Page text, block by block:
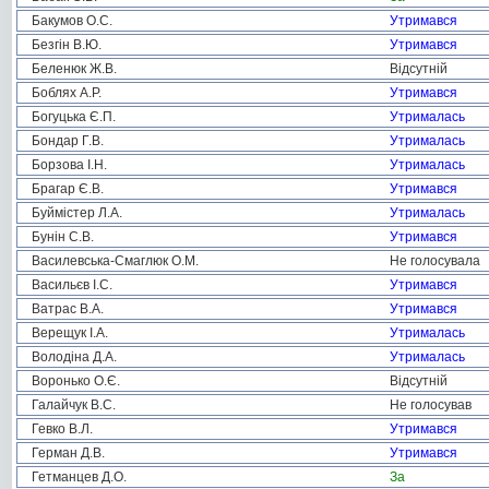
Бакумов О.С.
Утримався
Безгін В.Ю.
Утримався
Беленюк Ж.В.
Відсутній
Боблях А.Р.
Утримався
Богуцька Є.П.
Утрималась
Бондар Г.В.
Утрималась
Борзова І.Н.
Утрималась
Брагар Є.В.
Утримався
Буймістер Л.А.
Утрималась
Бунін С.В.
Утримався
Василевська-Смаглюк О.М.
Не голосувала
Васильєв І.С.
Утримався
Ватрас В.А.
Утримався
Верещук І.А.
Утрималась
Володіна Д.А.
Утрималась
Воронько О.Є.
Відсутній
Галайчук В.С.
Не голосував
Гевко В.Л.
Утримався
Герман Д.В.
Утримався
Гетманцев Д.О.
За